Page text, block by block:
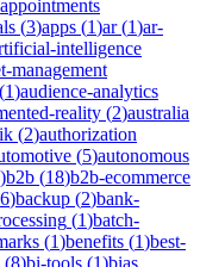
appointments
(3)apps (1)ar(1)ar-
intelligence
management
(1)audience-analytics
reality (2)australia
(2)authorization
(5)autonomous
)b2b (18)b2b-ecommerce
6)backup (2)bank-
(1)batch-
(1)benefits (1)best-
(8)bi-tools (1)bias